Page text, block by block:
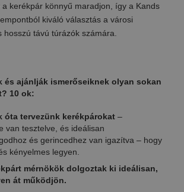
kerékpár könnyű maradjon, így a Kands
kiváló választás a városi
hosszú távú túrázók számára.
és ajánlják ismerőseiknek olyan sokan
10 ok:
óta tervezünk kerékpárokat –
van tesztelve, és ideálisan
és gerincedhez van igazítva – hogy
kényelmes legyen.
mérnökök dolgoztak ki ideálisan,
át működjön.